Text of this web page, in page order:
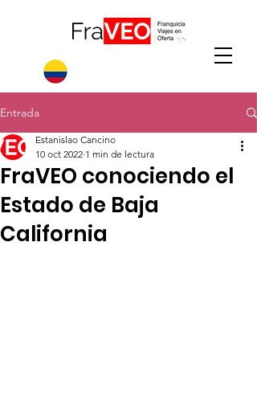
Entrada
FraVEO conociendo el
Estado de Baja
California
Estanislao Cancino
10 oct 2022 1 min de lectura